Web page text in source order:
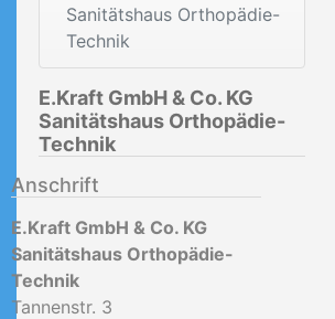
Sanitätshaus Orthopädie-
Technik
E.Kraft GmbH & Co. KG
Sanitätshaus Orthopädie-
Technik
Anschrift
E.Kraft GmbH & Co. KG
Sanitätshaus Orthopädie-
Technik
Tannenstr. 3